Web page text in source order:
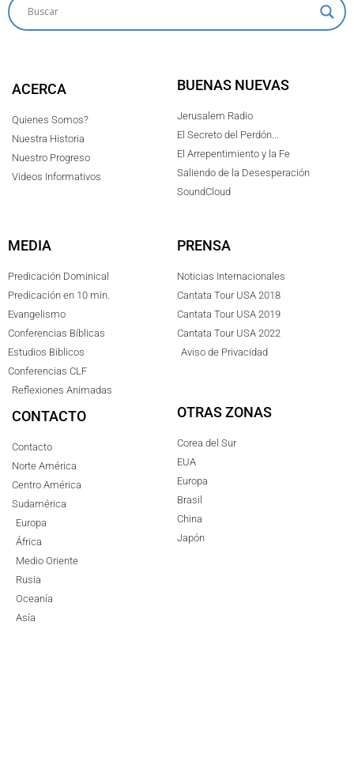
ACERCA
Quienes Somos?
Nuestra Historia
Nuestro Progreso
Videos Informativos
BUENAS NUEVAS
Jerusalem Radio
El Secreto del Perdón...
El Arrepentimiento y la Fe
Saliendo de la Desesperación
SoundCloud
MEDIA
Predicación Dominical
Predicación en 10 min.
Evangelismo
Conferencias Bíblicas
Estudios Biblicos
Conferencias CLF
Reflexiones Animadas
PRENSA
Noticias Internacionales
Cantata Tour USA 2018
Cantata Tour USA 2019
Cantata Tour USA 2022
Aviso de Privacidad
CONTACTO
Contacto
Norte América
Centro América
Sudamérica
Europa
África
Medio Oriente
Rusia
Oceanía
Asía
OTRAS ZONAS
Corea del Sur
EUA
Europa
Brasil
China
Japón